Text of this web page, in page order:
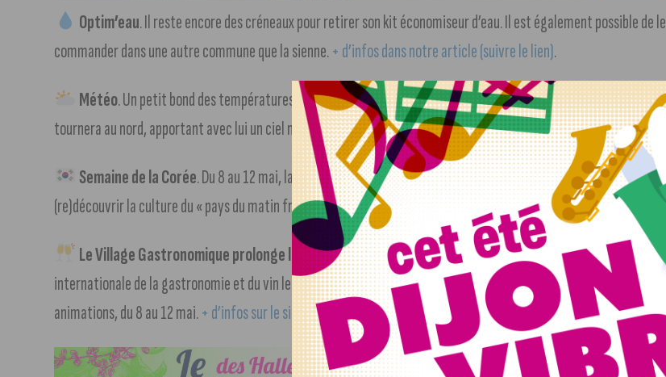
Optim’eau. Il reste encore des créneaux pour retirer son kit économiseur d’eau. Il est également possible de le
commander dans une autre commune que la sienne.+ d’infos dans notre article (suivre le lien).
Météo. Un petit bond des températures nous amènera à 9 degrés le matin et 17 degrés l’après-midi. Le vent
tournera au nord, apportant avec lui un ciel nuageux, avec des éclaircies et des pluies faibles.
Semaine de la Corée. Du 8 au 12 mai, la Cité internationale de la gastronomie et du vin vous propose de
(re)découvrir la culture du « pays du matin frais ».+ d’infos dans notre article (suivre le lien).
Le Village Gastronomique prolonge la fête !Après avoir célébré le deuxième anniversaire de la Cité
internationale de la gastronomie et du vin le weekend dernier, le Village Gastronomique maintient plusieurs
animations, du 8 au 12 mai.+ d’infos sur le site du Village Gastronomique (suivre notre lien)